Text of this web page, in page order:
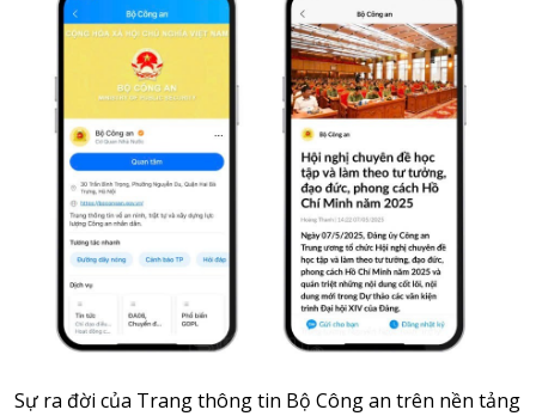
Sự ra đời của Trang thông tin Bộ Công an trên nền tảng